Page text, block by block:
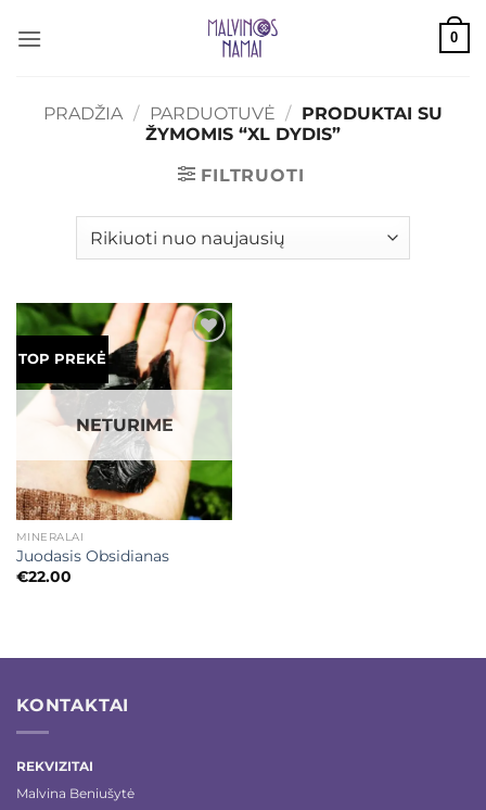
0
PRADŽIA / PARDUOTUVĖ / PRODUKTAI SU
ŽYMOMIS “XL DYDIS”
FILTRUOTI
TOP PREKĖ Mėgstamiausias
NETURIME
MINERALAI
Juodasis Obsidianas
€22.00
KONTAKTAI
REKVIZITAI
Malvina Beniušytė